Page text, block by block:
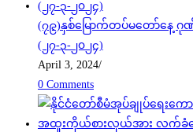
(၇၉)နှစ်မြောက်တပ်မတော်နေ့ ဂုဏ်
(၂၇-၃-၂၀၂၄)
April 3, 2024/
0 Comments